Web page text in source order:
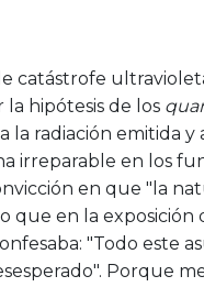
catástrofe
la hipótesis de los
radiación emitida y
irreparable en los
en que "la
que en la exposición
"Todo este
Porque